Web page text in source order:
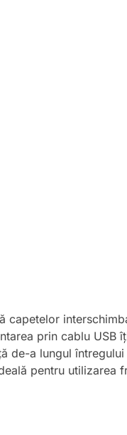
prin cablu USB
a lungul
pentru utilizarea